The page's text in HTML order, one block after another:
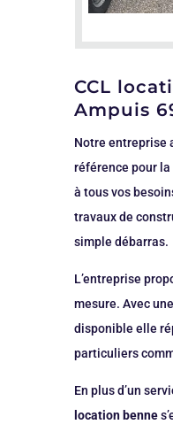
CCL
Ampuis
Notre entreprise
référence pour la
à tous vos
travaux de
simple débarras.
L’entreprise
mesure. Avec une
disponible elle
particuliers
En plus d’un
location benne